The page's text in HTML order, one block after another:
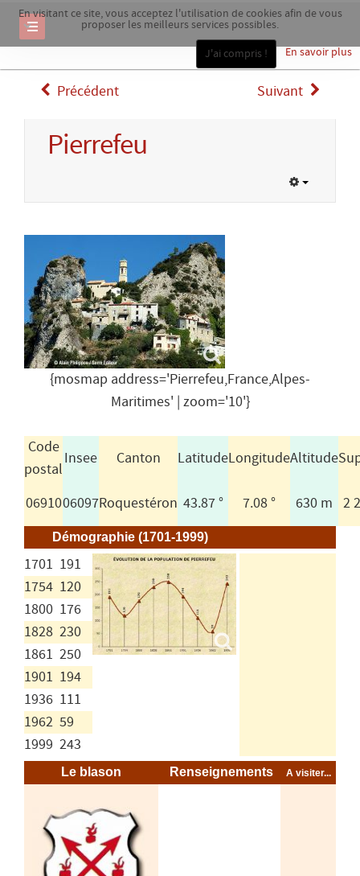
En visitant ce site, vous acceptez l'utilisation de cookies afin de vous
proposer les meilleurs services possibles.
En savoir plus
J'ai compris !
Précédent Suivant
Pierrefeu
{mosmap address='Pierrefeu,France,Alpes-
Maritimes' | zoom='10'}
Code
postal
Insee Canton LatitudeLongitudeAltitude
0691006097Roquestéron 43.87 ° 7.08 ° 630 m 2
Démographie (1701-1999)
1701 191
1754 120
1800 176
1828 230
1861 250
1901 194
1936 111
1962 59
1999 243
Le blason Renseignements A visiter...